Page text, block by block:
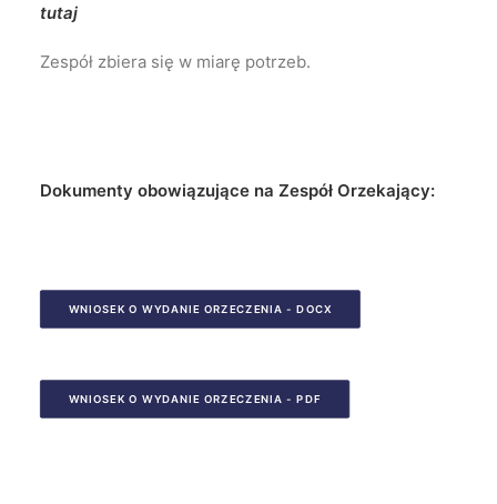
tutaj
Zespół zbiera się w miarę potrzeb.
Dokumenty obowiązujące na Zespół Orzekający:
WNIOSEK O WYDANIE ORZECZENIA - DOCX
WNIOSEK O WYDANIE ORZECZENIA - PDF